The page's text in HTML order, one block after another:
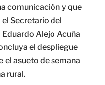
comunicación y que
Secretario del
Alejo Acuña
el despliegue
el asueto de semana
rural.